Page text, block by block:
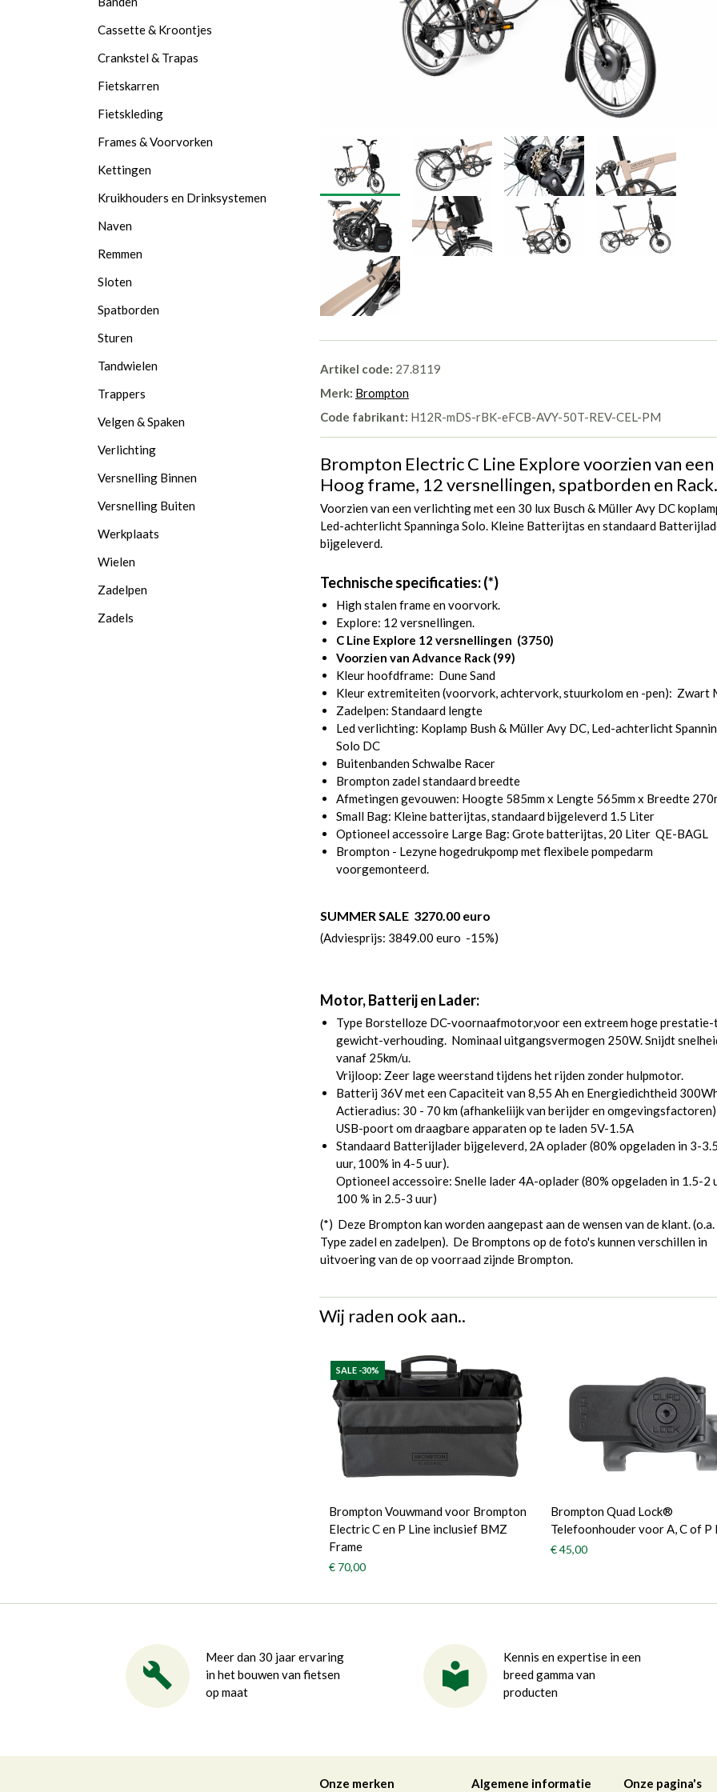
Artikel code: 27.8119
Merk: Brompton
Code fabrikant: H12R-mDS-rBK-eFCB-AVY-50T-REV-CEL-PM
Brompton Electric C Line Explore voorzien van een
Hoog frame, 12 versnellingen, spatborden en Rack.
Voorzien van een verlichting met een 30 lux Busch & Müller Avy DC
Led-achterlicht Spanninga Solo. Kleine Batterijtas en standaard
bijgeleverd.
Technische specificaties: (*)
High stalen frame en voorvork.
Explore: 12 versnellingen.
C Line Explore 12 versnellingen (3750)
Voorzien van Advance Rack (99)
Kleur hoofdframe: Dune Sand
Kleur extremiteiten (voorvork, achtervork, stuurkolom en -pen): Zwart
Zadelpen: Standaard lengte
Led verlichting: Koplamp Bush & Müller Avy DC, Led-achterlicht
Solo DC
Buitenbanden Schwalbe Racer
Brompton zadel standaard breedte
Afmetingen gevouwen: Hoogte 585mm x Lengte 565mm x Breedte
Small Bag: Kleine batterijtas, standaard bijgeleverd 1.5 Liter
Optioneel accessoire Large Bag: Grote batterijtas, 20 Liter QE-BAGL
Brompton - Lezyne hogedrukpomp met flexibele pompedarm
voorgemonteerd.
SUMMER SALE 3270.00 euro
(Adviesprijs: 3849.00 euro -15%)
Motor, Batterij en Lader:
Type Borstelloze DC-voornaafmotor,voor een extreem hoge
gewicht-verhouding. Nominaal uitgangsvermogen 250W. Snijdt
vanaf 25km/u.
Vrijloop: Zeer lage weerstand tijdens het rijden zonder hulpmotor.
Batterij 36V met een Capaciteit van 8,55 Ah en Energiedichtheid
Actieradius: 30 - 70 km (afhankeliijk van berijder en omgevingsfactoren)
USB-poort om draagbare apparaten op te laden 5V-1.5A
Standaard Batterijlader bijgeleverd, 2A oplader (80% opgeladen in 3-3.5
uur, 100% in 4-5 uur).
Optioneel accessoire: Snelle lader 4A-oplader (80% opgeladen in 1.5-2
100 % in 2.5-3 uur)
(*) Deze Brompton kan worden aangepast aan de wensen van de klant. (o.a.
Type zadel en zadelpen). De Bromptons op de foto's kunnen verschillen in
uitvoering van de op voorraad zijnde Brompton.
Wij raden ook aan..
SALE -30%
Brompton Vouwmand voor Brompton
Electric C en P Line inclusief BMZ
Frame
€ 70,00
Brompton Quad Lock®
Telefoonhouder voor A, C of P
€ 45,00
Cassette & Kroontjes
Crankstel & Trapas
Fietskarren
Fietskleding
Frames & Voorvorken
Kettingen
Kruikhouders en Drinksystemen
Naven
Remmen
Sloten
Spatborden
Sturen
Tandwielen
Trappers
Velgen & Spaken
Verlichting
Versnelling Binnen
Versnelling Buiten
Werkplaats
Wielen
Zadelpen
Zadels
Meer dan 30 jaar ervaring
in het bouwen van fietsen
op maat
Kennis en expertise in een
breed gamma van
producten
Onze merken Algemene informatie Onze pagina's